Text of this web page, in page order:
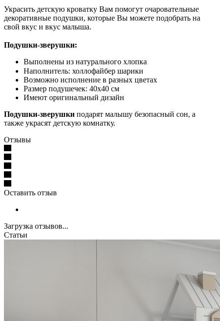
Украсить детскую кроватку Вам помогут очаровательные
декоративные подушки, которые Вы можете подобрать на
свой вкус и вкус малыша.
Подушки-зверушки:
Выполнены из натурального хлопка
Наполнитель: холлофайбер шарики⠀
Возможно исполнение в разных цветах
Размер подушечек: 40х40 см
Имеют оригинальный дизайн
Подушки-зверушки подарят малышу безопасный сон, а
также украсят детскую комнатку.
Отзывы
Оставить отзыв
Загрузка отзывов...
Статьи